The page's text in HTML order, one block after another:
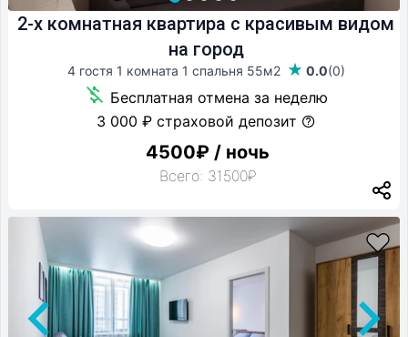
2-х комнатная квартира с красивым видом
на город
4 гостя 1 комната 1 спальня 55м2 0.0(0)
Бесплатная отмена за неделю
3 000 ₽ страховой депозит
4500₽ / ночь
Всего: 31500₽